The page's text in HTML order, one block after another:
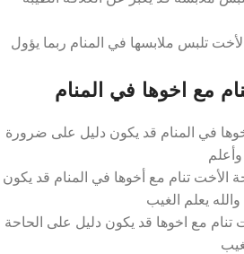
تلبس ملابسها في المنام ربما يؤول
مع اخوها في المنام
في المنام قد يكون دليل على ضرورة
الأخت تنام مع أخوها في المنام قد يكون
يعلم الغيب
تنام مع اخوها قد يكون دليل على الحاحة